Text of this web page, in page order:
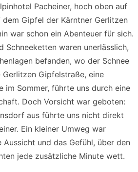
Pacheiner, hoch oben auf
dem Gipfel der Kärntner Gerlitzen
war schon ein Abenteuer für sich.
Schneeketten waren unerlässlich,
befanden, wo der Schnee
Gipfelstraße, eine
im Sommer, führte uns durch eine
Doch Vorsicht war geboten:
aus führte uns nicht direkt
Ein kleiner Umweg war
und das Gefühl, über den
jede zusätzliche Minute wett.